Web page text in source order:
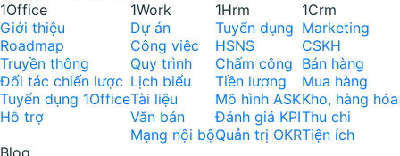
1Office
Giới thiệu
Roadmap
Truyền thông
Đối tác chiến lược
Tuyển dụng 1Office
Hỗ trợ
1Work
Dự án
Công việc
Quy trình
Lịch biểu
Tài liệu
Văn bản
Mạng nội bộ
1Hrm
Tuyển dụng
HSNS
Chấm công
Tiền lương
Mô hình ASK
Đánh giá KPI
Quản trị OKR
1Crm
Marketing
CSKH
Bán hàng
Mua hàng
Kho, hàng hóa
Thu chi
Tiện ích
Blog